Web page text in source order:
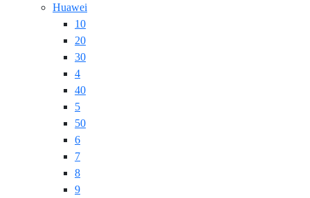
Huawei
10
20
30
4
40
5
50
6
7
8
9